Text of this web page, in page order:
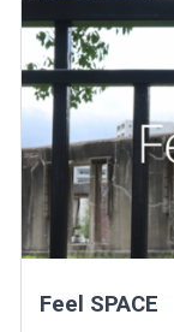
Feel SPACE